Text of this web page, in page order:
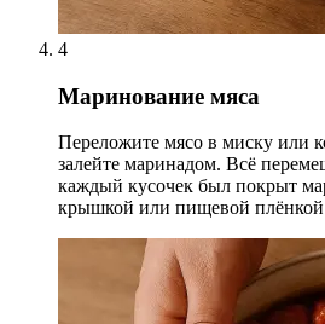
4
Маринование мяса
Переложите мясо в миску или
залейте маринадом. Всё
каждый кусочек был покрыт
крышкой или пищевой